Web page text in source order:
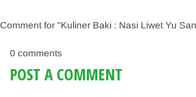
Comment for "Kuliner Baki : Nasi Liwet Yu
0 comments
POST A COMMENT